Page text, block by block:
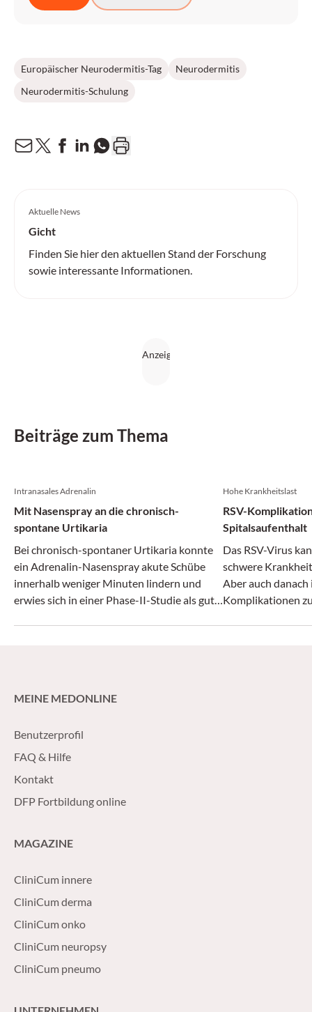
Europäischer Neurodermitis-Tag
Neurodermitis
Neurodermitis-Schulung
Aktuelle News
Gicht
Finden Sie hier den aktuellen Stand der Forschung
sowie interessante Informationen.
Beiträge zum Thema
Intranasales Adrenalin
Mit Nasenspray an die chronisch-
spontane Urtikaria
Bei chronisch-spontaner Urtikaria konnte
ein Adrenalin-Nasenspray akute Schübe
innerhalb weniger Minuten lindern und
erwies sich in einer Phase-II-Studie als gut
Hohe Krankheitslast
RSV-
Spitalsaufenthalt
Das RSV-Virus
schwere
Aber auch
Komplikationen
MEINE MEDONLINE
Benutzerprofil
FAQ & Hilfe
Kontakt
DFP Fortbildung online
MAGAZINE
CliniCum innere
CliniCum derma
CliniCum onko
CliniCum neuropsy
CliniCum pneumo